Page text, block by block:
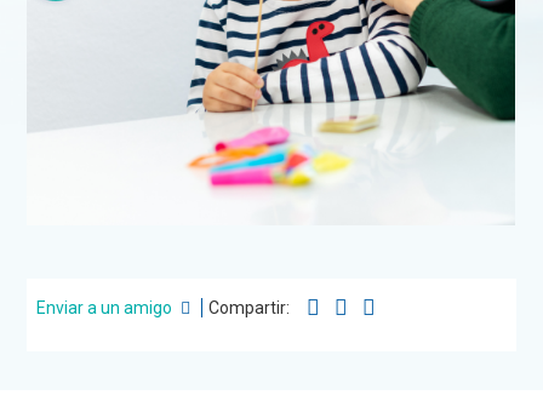
Enviar a un amigo Compartir: